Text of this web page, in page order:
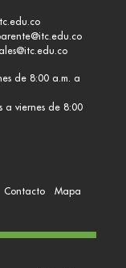
de 8:00 a.m. a
a viernes de 8:00
Contacto
Mapa